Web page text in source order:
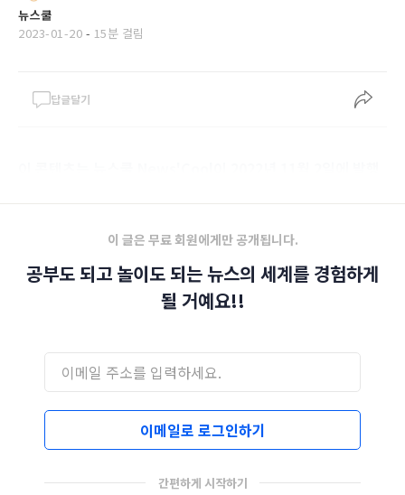
뉴스쿨
2023-01-20 - 15분 걸림
답글달기
이 글은 무료 회원에게만 공개됩니다.
공부도 되고 놀이도 되는 뉴스의 세계를 경험하게
될 거예요!!
이메일로 로그인하기
간편하게 시작하기